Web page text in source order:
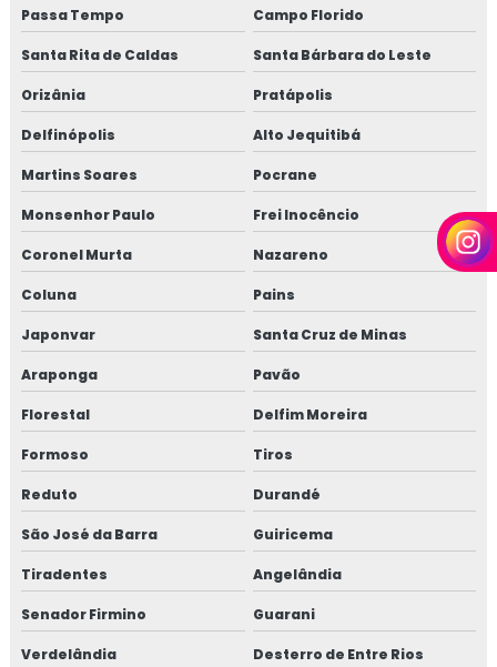
Passa Tempo Campo Florido
Santa Rita de Caldas Santa Bárbara do Leste
Orizânia Pratápolis
Delfinópolis Alto Jequitibá
Martins Soares Pocrane
Monsenhor Paulo Frei Inocêncio
Coronel Murta Nazareno
Coluna Pains
Japonvar Santa Cruz de Minas
Araponga Pavão
Florestal Delfim Moreira
Formoso Tiros
Reduto Durandé
São José da Barra Guiricema
Tiradentes Angelândia
Senador Firmino Guarani
Verdelândia Desterro de Entre Rios